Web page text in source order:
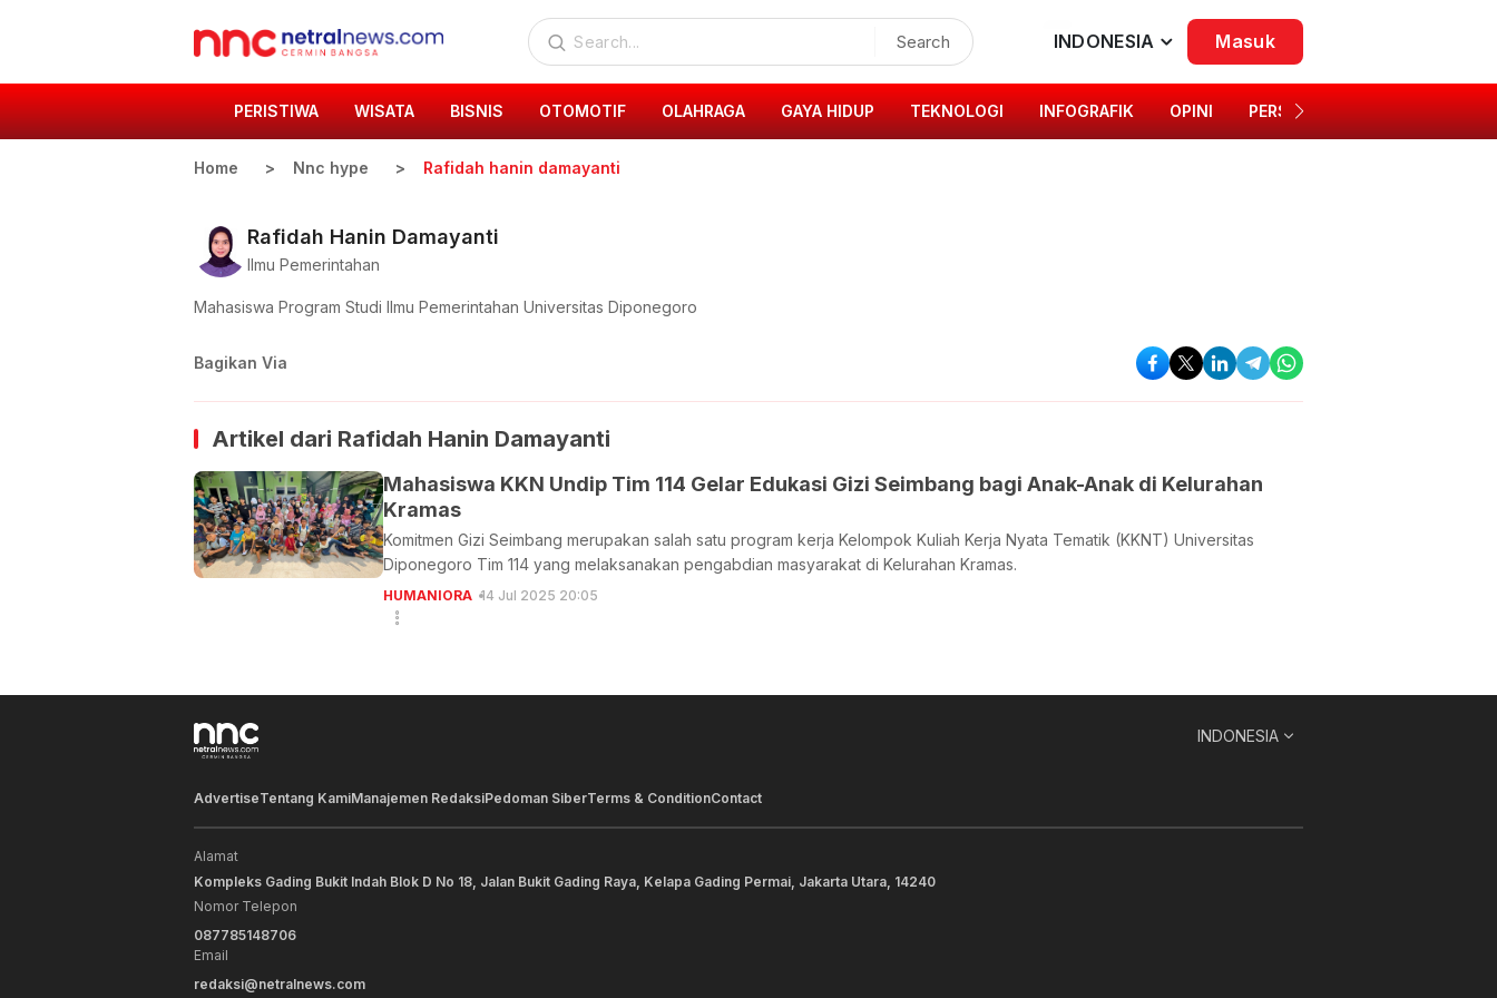
Search INDONESIA Masuk
PERISTIWA WISATA BISNIS OTOMOTIF OLAHRAGA GAYA HIDUP TEKNOLOGI INFOGRAFIK OPINI PERSONA
Home Nnc hype Rafidah hanin damayanti
Rafidah Hanin Damayanti
Ilmu Pemerintahan
Mahasiswa Program Studi Ilmu Pemerintahan Universitas Diponegoro
Bagikan Via
Artikel dari Rafidah Hanin Damayanti
Mahasiswa KKN Undip Tim 114 Gelar Edukasi Gizi Seimbang bagi Anak-Anak di Kelurahan
Kramas
Komitmen Gizi Seimbang merupakan salah satu program kerja Kelompok Kuliah Kerja Nyata Tematik (KKNT) Universitas
Diponegoro Tim 114 yang melaksanakan pengabdian masyarakat di Kelurahan Kramas.
HUMANIORA 14 Jul 2025 20:05
INDONESIA
AdvertiseTentang KamiManajemen RedaksiPedoman SiberTerms & ConditionContact
Alamat
Kompleks Gading Bukit Indah Blok D No 18, Jalan Bukit Gading Raya, Kelapa Gading Permai, Jakarta Utara, 14240
Nomor Telepon
087785148706
Email
redaksi@netralnews.com